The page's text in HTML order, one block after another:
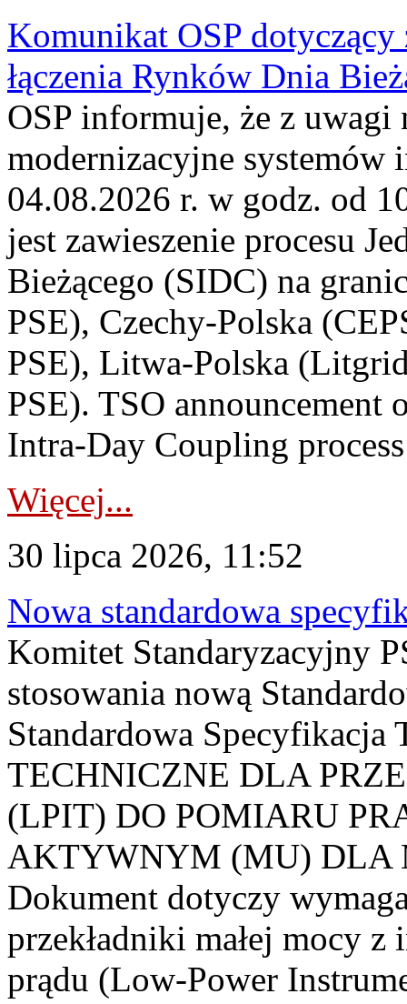
Komunikat OSP dotyczący
łączenia Rynków Dnia
OSP informuje, że z uwagi
modernizacyjne
04.08.2026 r. w godz. od
jest zawieszenie procesu
Bieżącego (SIDC) na
PSE), Czechy-Polska
PSE), Litwa-Polska
PSE). TSO announcement
Intra-Day Coupling
Więcej...
30 lipca 2026, 11:52
Nowa standardowa
Komitet Standaryzacyjny
stosowania nową
Standardowa
TECHNICZNE DLA
(LPIT) DO POMIARU
AKTYWNYM (MU) DLA
Dokument dotyczy
przekładniki małej mocy
prądu (Low-Power